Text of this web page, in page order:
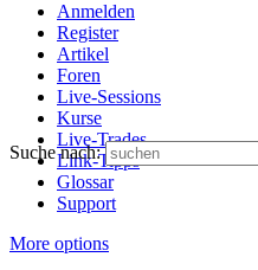
Anmelden
Register
Artikel
Foren
Live-Sessions
Kurse
Live-Trades
Link-Tipps
Glossar
Support
More options
Suche nach: